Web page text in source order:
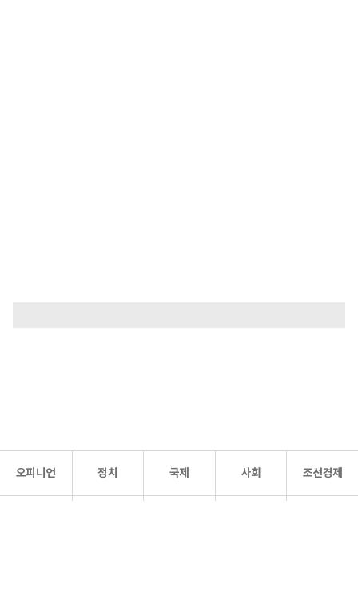
오피니언 정치 국제 사회 조선경제